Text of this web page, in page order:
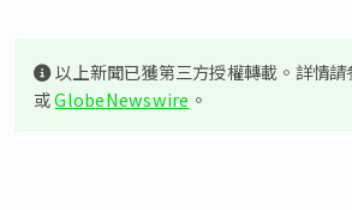
以上新聞已獲第三方授權轉載。詳情請
或GlobeNewswire 。